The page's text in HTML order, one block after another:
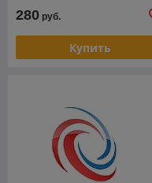
280 руб.
Купить